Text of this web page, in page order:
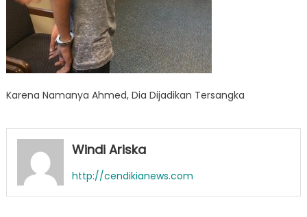
Karena Namanya Ahmed, Dia Dijadikan Tersangka
Windi Ariska
http://cendikianews.com